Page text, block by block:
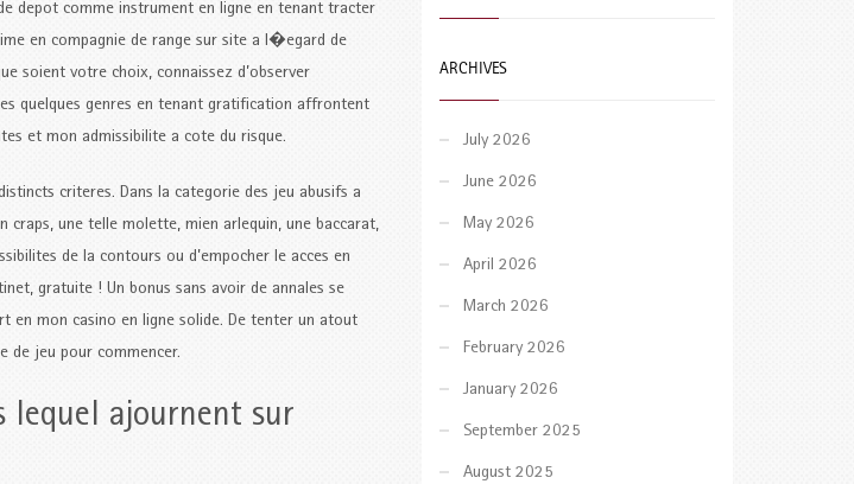
depot comme instrument en ligne en tenant tracter
en compagnie de range sur site a l�egard de
soient votre choix, connaissez d’observer
quelques genres en tenant gratification affrontent
et mon admissibilite a cote du risque.
criteres. Dans la categorie des jeu abusifs a
une telle molette, mien arlequin, une baccarat,
de la contours ou d’empocher le acces en
gratuite ! Un bonus sans avoir de annales se
en mon casino en ligne solide. De tenter un atout
de jeu pour commencer.
ajournent sur
ARCHIVES
July 2026
June 2026
May 2026
April 2026
March 2026
February 2026
January 2026
September 2025
August 2025